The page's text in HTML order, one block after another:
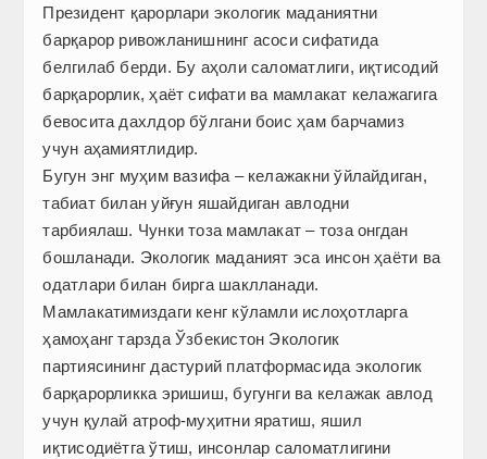
Президент қарорлари экологик маданиятни
барқарор ривожланишнинг асоси сифатида
белгилаб берди. Бу аҳоли саломатлиги, иқтисодий
барқарорлик, ҳаёт сифати ва мамлакат келажагига
бевосита дахлдор бўлгани боис ҳам барчамиз
учун аҳамиятлидир.
Бугун энг муҳим вазифа – келажакни ўйлайдиган,
табиат билан уйғун яшайдиган авлодни
тарбиялаш. Чунки тоза мамлакат – тоза онгдан
бошланади. Экологик маданият эса инсон ҳаёти ва
одатлари билан бирга шаклланади.
Мамлакатимиздаги кенг кўламли ислоҳотларга
ҳамоҳанг тарзда Ўзбекистон Экологик
партиясининг дастурий платформасида экологик
барқарорликка эришиш, бугунги ва келажак авлод
учун қулай атроф-муҳитни яратиш, яшил
иқтисодиётга ўтиш, инсонлар саломатлигини